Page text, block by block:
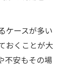
ケースが多い
おくことが大
不安もその場